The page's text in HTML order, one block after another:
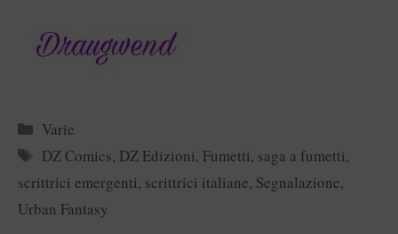
Categorie
Varie
Tag
DZ Comics, DZ Edizioni, Fumetti, saga a fumetti,
scrittrici emergenti, scrittrici italiane, Segnalazione,
Urban Fantasy